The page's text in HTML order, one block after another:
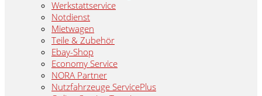
Werkstattservice
Notdienst
Mietwagen
Teile & Zubehör
Ebay-Shop
Economy Service
NORA Partner
Nutzfahrzeuge ServicePlus